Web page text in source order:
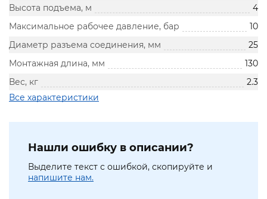
Высота подъема, м
4
Максимальное рабочее давление, бар
10
Диаметр разъема соединения, мм
25
Монтажная длина, мм
130
Вес, кг
2.3
Все характеристики
Нашли ошибку в описании?
Выделите текст с ошибкой, скопируйте и
напишите нам.